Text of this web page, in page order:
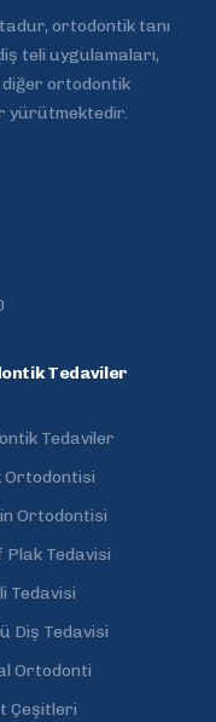
ortodontik tanı
teli uygulamaları,
ortodontik
yürütmektedir.
Tedaviler
Tedaviler
Ortodontisi
Ortodontisi
Tedavisi
Tedavisi
Diş Tedavisi
Ortodonti
Çeşitleri